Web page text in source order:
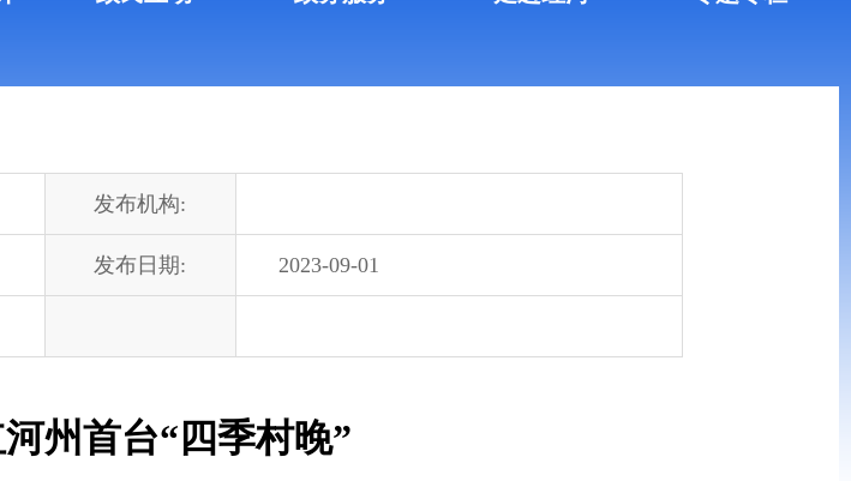
发布机构:
发布日期: 2023-09-01
州首台“四季村晚”